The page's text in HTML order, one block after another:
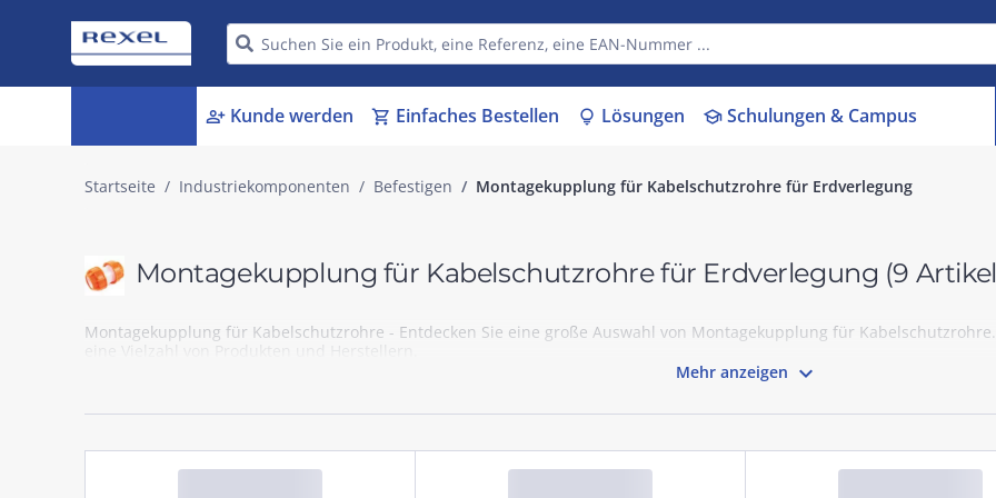
person_add Kunde werden shopping_cart Einfaches Bestellen lightbulb Lösungen schoolSchulungen & Campus
Startseite Industriekomponenten Befestigen Montagekupplung für Kabelschutzrohre für Erdverlegung
Montagekupplung für Kabelschutzrohre für Erdverlegung (9
Montagekupplung für Kabelschutzrohre - Entdecken Sie eine große Auswahl von Montagekupplung für
eine Vielzahl von Produkten und Herstellern.
Mehr anzeigen 